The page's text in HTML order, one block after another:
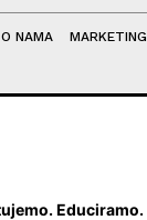
O NAMA MARKETING
Educiramo.